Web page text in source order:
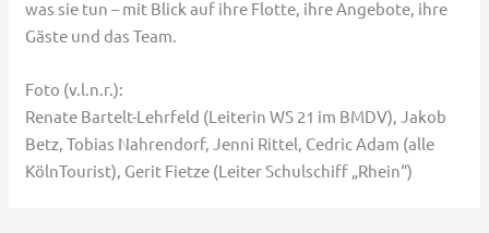
was sie tun – mit Blick auf ihre Flotte, ihre Angebote, ihre
Gäste und das Team.
Foto (v.l.n.r.):
Renate Bartelt-Lehrfeld (Leiterin WS 21 im BMDV), Jakob
Betz, Tobias Nahrendorf, Jenni Rittel, Cedric Adam (alle
KölnTourist), Gerit Fietze (Leiter Schulschiff „Rhein“)